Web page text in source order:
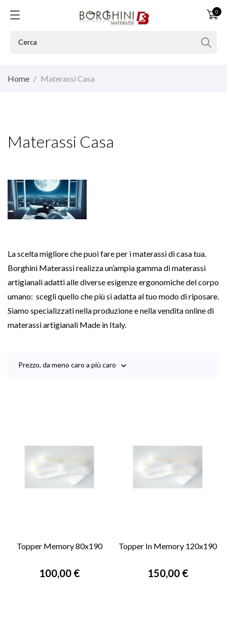
0
Home Materassi Casa
Materassi Casa
La scelta migliore che puoi fare per i materassi di casa tua.
Borghini Materassi realizza un’ampia gamma di materassi
artigianali adatti alle diverse esigenze ergonomiche del corpo
umano: scegli quello che più si adatta al tuo modo di riposare.
Siamo specializzati nella produzione e nella vendita online di
materassi artigianali Made in Italy.
Prezzo, da meno caro a più caro 
Topper Memory 80x190
Prezzo
100,00 €
Topper In Memory 120x190
Prezzo
150,00 €